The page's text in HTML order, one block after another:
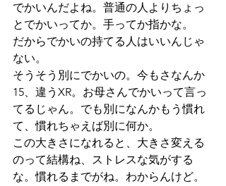
でかいんだよね。普通の人よりちょっ
とでかいってか。手ってか指かな。
だからでかいの持てる人はいいんじゃ
ない。
そうそう別にでかいの。今もさなんか
15、違うXR。お母さんでかいって言っ
てるじゃん。でも別になんかもう慣れ
て、慣れちゃえば別に何か。
この大きさになれると、大きさ変える
のって結構ね、ストレスな気がする
な。慣れるまでがね。わからんけど。